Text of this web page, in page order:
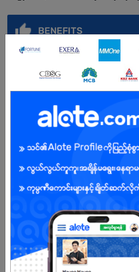
BENEFITS
Working Hours: မနက် ၉:၀၀ – ညနေ ၇:၀၀
Already Expired